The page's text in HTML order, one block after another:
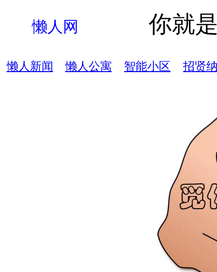
懒人网 你就
懒人新闻 懒人公寓 智能小区 招贤